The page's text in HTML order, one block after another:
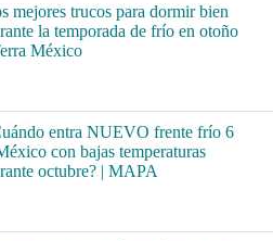
mejores trucos para dormir bien
la temporada de frío en otoño
México
entra NUEVO frente frío 6
con bajas temperaturas
octubre? | MAPA